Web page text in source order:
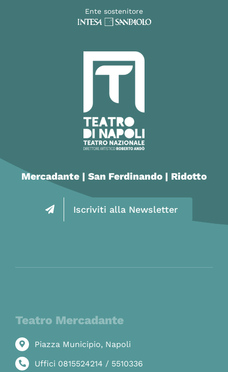
Ente sostenitore
Mercadante | San Ferdinando | Ridotto
Iscriviti alla Newsletter
Teatro Mercadante
Piazza Municipio, Napoli
Uffici 0815524214 / 5510336